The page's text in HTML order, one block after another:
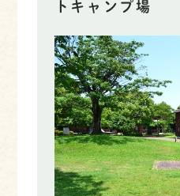
トキャンプ場